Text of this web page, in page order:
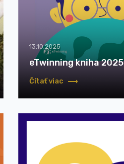
13.10.2025
eTwinning kniha 2025
Čítať viac